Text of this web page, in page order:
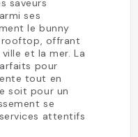
saveurs
ses
le bunny
rooftop, offrant
et la mer. La
pour
tout en
soit pour un
se
attentifs